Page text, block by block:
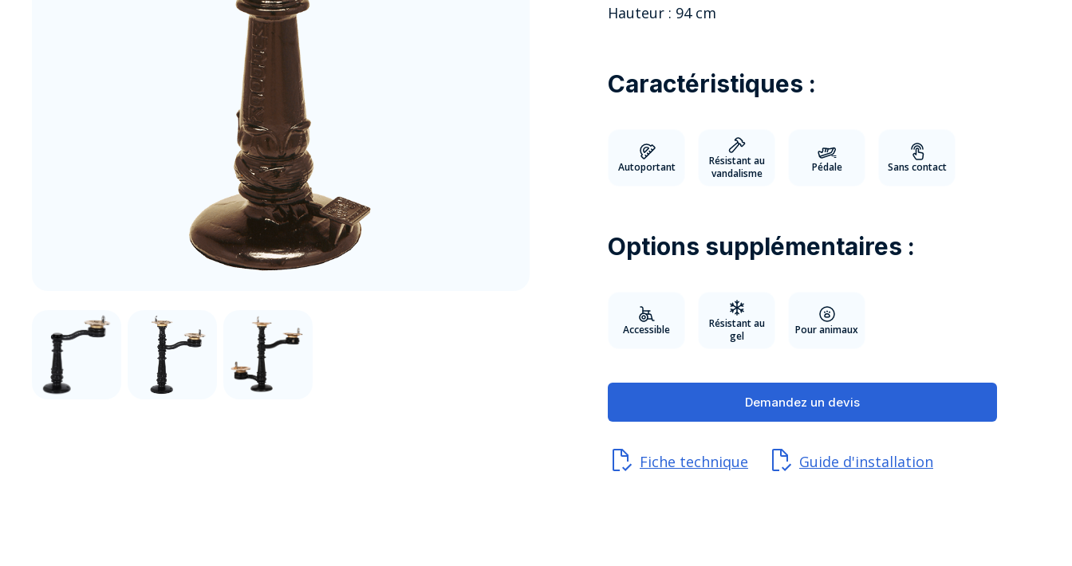
Hauteur : 94 cm
Caractéristiques :
Autoportant
Résistant au
vandalisme
Pédale Sans contact
Options supplémentaires :
Accessible
Résistant au
gel
Pour animaux
Demandez un devis
Fiche technique Guide d'installation